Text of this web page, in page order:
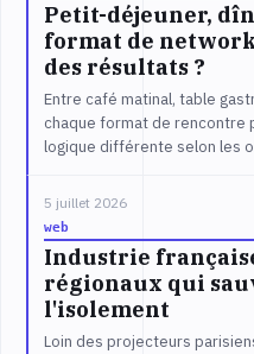
Petit-déjeuner,
format de
des résultats ?
Entre café matinal, table
chaque format de rencontre
logique différente selon les
5 juillet 2026
web
Industrie
régionaux qui
l'isolement
Loin des projecteurs